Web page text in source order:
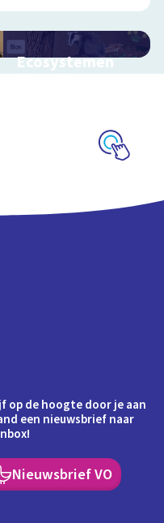
Ecosystemen
Interactieve
op de hoogte door je aan
een nieuwsbrief naar
Nieuwsbrief VO